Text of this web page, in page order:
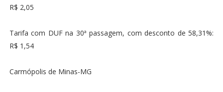
R$ 2,05
Tarifa com DUF na 30ª passagem, com desconto de 58,31%:
R$ 1,54
Carmópolis de Minas-MG